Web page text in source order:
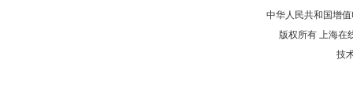
中华人民共和国增
版权所有 上海在
技